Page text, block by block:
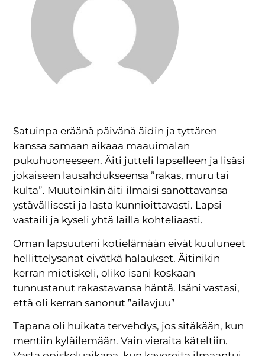
Satuinpa eräänä päivänä äidin ja tyttären
kanssa samaan aikaaa maauimalan
pukuhuoneeseen. Äiti jutteli lapselleen ja lisäsi
jokaiseen lausahdukseensa ”rakas, muru tai
kulta”. Muutoinkin äiti ilmaisi sanottavansa
ystävällisesti ja lasta kunnioittavasti. Lapsi
vastaili ja kyseli yhtä lailla kohteliaasti.
Oman lapsuuteni kotielämään eivät kuuluneet
hellittelysanat eivätkä halaukset. Äitinikin
kerran mietiskeli, oliko isäni koskaan
tunnustanut rakastavansa häntä. Isäni vastasi,
että oli kerran sanonut ”ailavjuu”
Tapana oli huikata tervehdys, jos sitäkään, kun
mentiin kyläilemään. Vain vieraita käteltiin.